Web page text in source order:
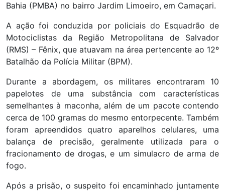
Bahia (PMBA) no bairro Jardim Limoeiro, em Camaçari.
A ação foi conduzida por policiais do Esquadrão de
Motociclistas da Região Metropolitana de Salvador
(RMS) – Fênix, que atuavam na área pertencente ao 12º
Batalhão da Polícia Militar (BPM).
Durante a abordagem, os militares encontraram 10
papelotes de uma substância com características
semelhantes à maconha, além de um pacote contendo
cerca de 100 gramas do mesmo entorpecente. Também
foram apreendidos quatro aparelhos celulares, uma
balança de precisão, geralmente utilizada para o
fracionamento de drogas, e um simulacro de arma de
fogo.
Após a prisão, o suspeito foi encaminhado juntamente